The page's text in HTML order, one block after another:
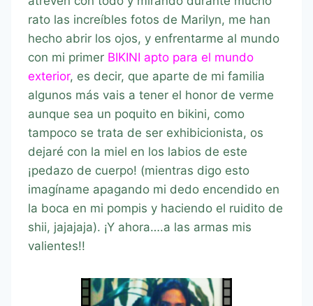
rato las increíbles fotos de Marilyn, me han
hecho abrir los ojos, y enfrentarme al mundo
con mi primer BIKINI apto para el mundo
exterior, es decir, que aparte de mi familia
algunos más vais a tener el honor de verme
aunque sea un poquito en bikini, como
tampoco se trata de ser exhibicionista, os
dejaré con la miel en los labios de este
¡pedazo de cuerpo! (mientras digo esto
imagíname apagando mi dedo encendido en
la boca en mi pompis y haciendo el ruidito de
shii, jajajaja). ¡Y ahora….a las armas mis
valientes!!